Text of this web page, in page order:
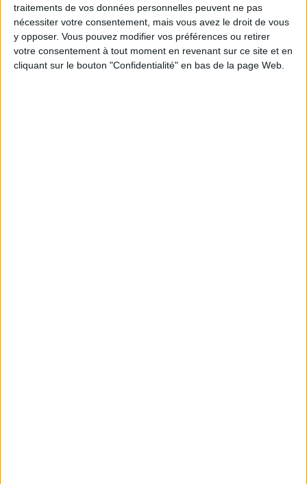
traitements de vos données personnelles peuvent ne pas
nécessiter votre consentement, mais vous avez le droit de vous
y opposer. Vous pouvez modifier vos préférences ou retirer
votre consentement à tout moment en revenant sur ce site et en
cliquant sur le bouton "Confidentialité" en bas de la page Web.
LES SNEAKERS STARS DE L’ÉTÉ